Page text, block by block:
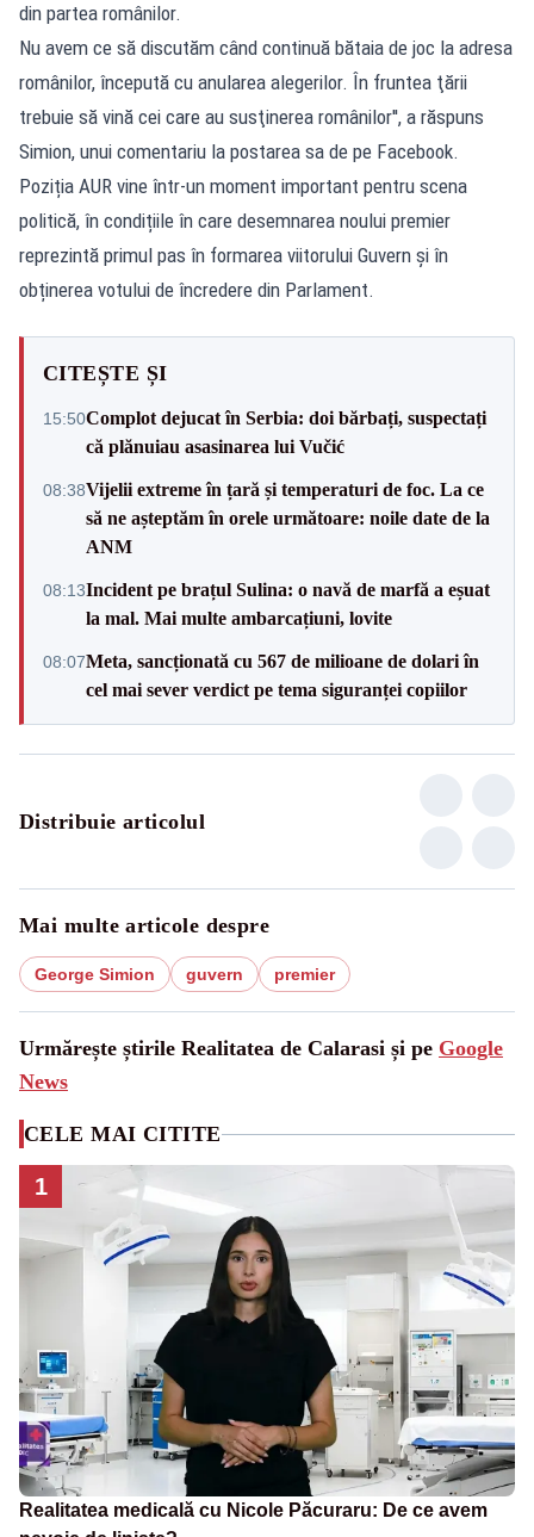
din partea românilor.
Nu avem ce să discutăm când continuă bătaia de joc la adresa
românilor, începută cu anularea alegerilor. În fruntea ţării
trebuie să vină cei care au susţinerea românilor'', a răspuns
Simion, unui comentariu la postarea sa de pe Facebook.
Poziția AUR vine într-un moment important pentru scena
politică, în condițiile în care desemnarea noului premier
reprezintă primul pas în formarea viitorului Guvern și în
obținerea votului de încredere din Parlament.
CITEȘTE ȘI
15:50Complot dejucat în Serbia: doi bărbați, suspectați
că plănuiau asasinarea lui Vučić
08:38Vijelii extreme în țară și temperaturi de foc. La ce
să ne așteptăm în orele următoare: noile date de la
ANM
08:13Incident pe brațul Sulina: o navă de marfă a eșuat
la mal. Mai multe ambarcațiuni, lovite
08:07Meta, sancționată cu 567 de milioane de dolari în
cel mai sever verdict pe tema siguranței copiilor
Distribuie articolul
Mai multe articole despre
George Simion guvern premier
Urmărește știrile Realitatea de Calarasi și pe Google
News
CELE MAI CITITE
1
Realitatea medicală cu Nicole Păcuraru: De ce avem